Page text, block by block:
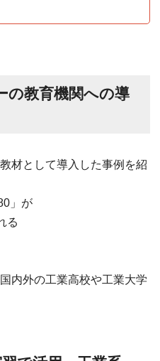
の教育機関への導
材として導入した事例を紹
」が
る
内外の工業高校や工業大学